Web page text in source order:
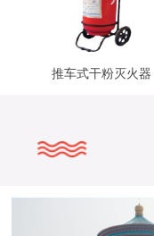
推车式干粉灭火器